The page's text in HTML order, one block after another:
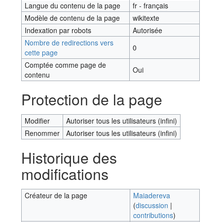
Langue du contenu de la page
fr - français
Modèle de contenu de la page
wikitexte
Indexation par robots
Autorisée
Nombre de redirections vers
cette page
0
Comptée comme page de
contenu
Oui
Protection de la page
Modifier
Autoriser tous les utilisateurs (infini)
Renommer
Autoriser tous les utilisateurs (infini)
Historique des
modifications
Créateur de la page
Maiadereva
(discussion |
contributions)